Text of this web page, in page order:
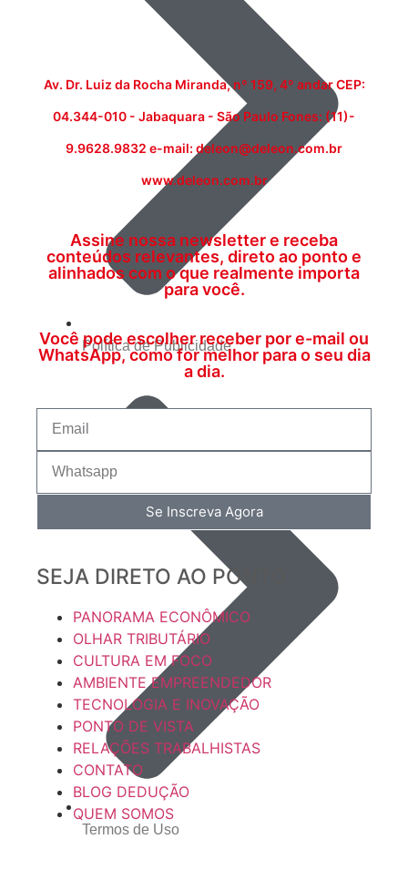
Política de Publicidade
Termos de Uso
Av. Dr. Luiz da Rocha Miranda, nº 159, 4º andar CEP:
04.344-010 - Jabaquara - São Paulo Fones: (11)-
9.9628.9832 e-mail: deleon@deleon.com.br
www.deleon.com.br
Assine nossa newsletter e receba
conteúdos relevantes, direto ao ponto e
alinhados com o que realmente importa
para você.
Você pode escolher receber por e-mail ou
WhatsApp, como for melhor para o seu dia
a dia.
Se Inscreva Agora
SEJA DIRETO AO PONTO
PANORAMA ECONÔMICO
OLHAR TRIBUTÁRIO
CULTURA EM FOCO
AMBIENTE EMPREENDEDOR
TECNOLOGIA E INOVAÇÃO
PONTO DE VISTA
RELAÇÕES TRABALHISTAS
CONTATO
BLOG DEDUÇÃO
QUEM SOMOS